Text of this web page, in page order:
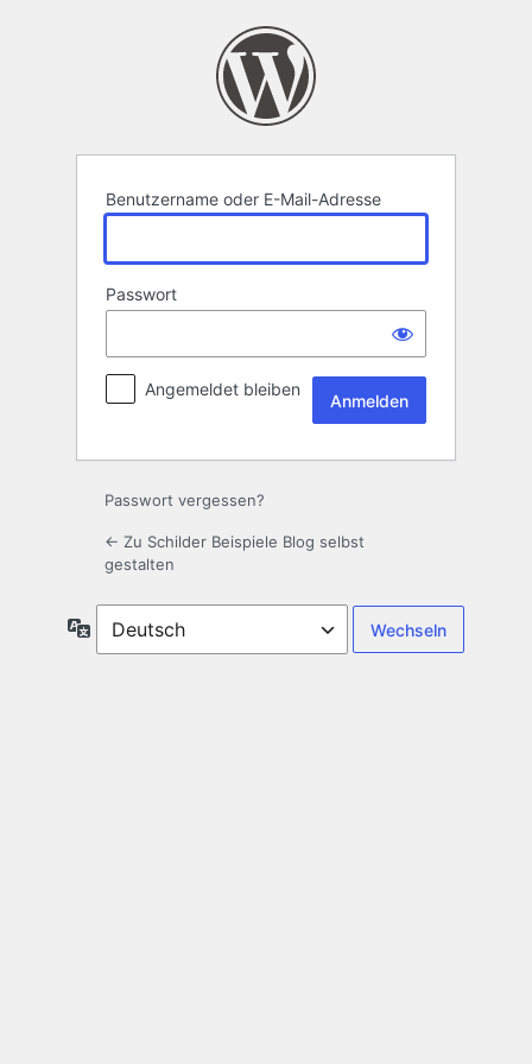
Benutzername oder E-Mail-Adresse
Passwort
Angemeldet bleiben
Passwort vergessen?
← Zu Schilder Beispiele Blog selbst
gestalten
Sprache